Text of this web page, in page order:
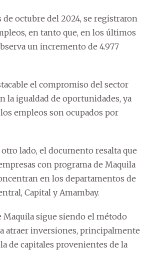
de octubre del 2024, se registraron
en tanto que, en los últimos
un incremento de 4.977
el compromiso del sector
la igualdad de oportunidades, ya
empleos son ocupados por
lado, el documento resalta que
con programa de Maquila
en los departamentos de
Capital y Amambay.
Maquila sigue siendo el método
atraer inversiones, principalmente
de capitales provenientes de la